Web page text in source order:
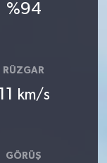
%94
RÜZGAR
km/s
GÖRÜŞ